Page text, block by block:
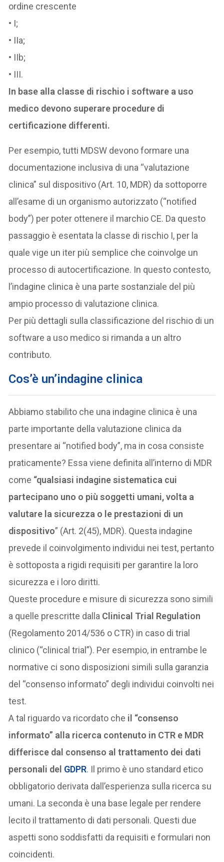
ordine crescente
• I;
• IIa;
• IIb;
• III.
In base alla classe di rischio i software a uso
medico devono superare procedure di
certificazione differenti.
Per esempio, tutti MDSW devono formare una
documentazione inclusiva di una “valutazione
clinica” sul dispositivo (Art. 10, MDR) da sottoporre
all’esame di un organismo autorizzato (“notified
body”) per poter ottenere il marchio CE. Da questo
passaggio è esentata la classe di rischio I, per la
quale vige un iter più semplice che coinvolge un
processo di autocertificazione. In questo contesto,
l’indagine clinica è una parte sostanziale del più
ampio processo di valutazione clinica.
Per più dettagli sulla classificazione del rischio di un
software a uso medico si rimanda a un altro
contributo.
Cos’è un’indagine clinica
Abbiamo stabilito che una indagine clinica è una
parte importante della valutazione clinica da
presentare ai “notified body”, ma in cosa consiste
praticamente? Essa viene definita all’interno di MDR
come “qualsiasi indagine sistematica cui
partecipano uno o più soggetti umani, volta a
valutare la sicurezza o le prestazioni di un
dispositivo” (Art. 2(45), MDR). Questa indagine
prevede il coinvolgimento individui nei test, pertanto
è sottoposta a rigidi requisiti per garantire la loro
sicurezza e i loro diritti.
Queste procedure e misure di sicurezza sono simili
a quelle prescritte dalla Clinical Trial Regulation
(Regolamento 2014/536 o CTR) in caso di trial
clinico (“clinical trial”). Per esempio, in entrambe le
normative ci sono disposizioni simili sulla garanzia
del “consenso informato” degli individui coinvolti nei
test.
A tal riguardo va ricordato che il “consenso
informato” alla ricerca contenuto in CTR e MDR
differisce dal consenso al trattamento dei dati
personali del GDPR. Il primo è uno standard etico
obbligatorio derivata dall’esperienza sulla ricerca su
umani. La seconda è una base legale per rendere
lecito il trattamento di dati personali. Questi due
aspetti sono soddisfatti da requisiti e formulari non
coincidenti.